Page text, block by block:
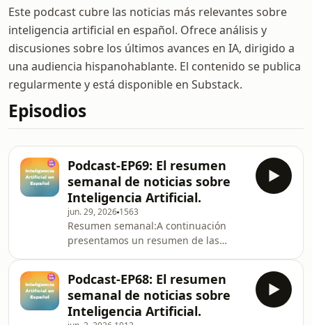
Este podcast cubre las noticias más relevantes sobre
inteligencia artificial en español. Ofrece análisis y
discusiones sobre los últimos avances en IA, dirigido a
una audiencia hispanohablante. El contenido se publica
regularmente y está disponible en Substack.
Episodios
Podcast-EP69: El resumen
semanal de noticias sobre
Inteligencia Artificial.
jun. 29, 2026 1563
Resumen semanal:A continuación
presentamos un resumen de las
terreno frente a ChatGPT* Claude
está captando una cuota creciente de
consumidores que pagan por
Podcast-EP68: El resumen
semanal de noticias sobre
Inteligencia Artificial.